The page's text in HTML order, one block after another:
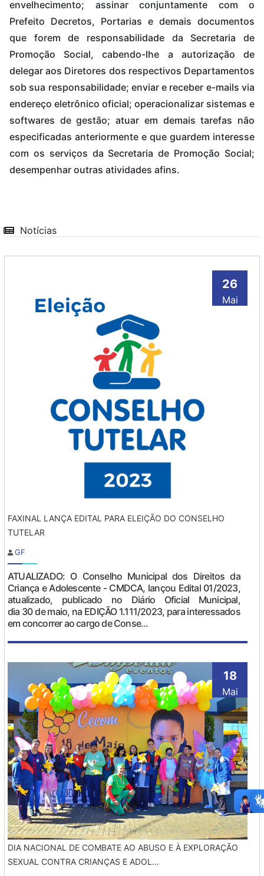
envelhecimento; assinar conjuntamente com o
Prefeito Decretos, Portarias e demais documentos
que forem de responsabilidade da Secretaria de
Promoção Social, cabendo-lhe a autorização de
delegar aos Diretores dos respectivos Departamentos
sob sua responsabilidade; enviar e receber e-mails via
endereço eletrônico oficial; operacionalizar sistemas e
softwares de gestão; atuar em demais tarefas não
especificadas anteriormente e que guardem interesse
com os serviços da Secretaria de Promoção Social;
desempenhar outras atividades afins.
Notícias
26
Mai
FAXINAL LANÇA EDITAL PARA ELEIÇÃO DO CONSELHO
TUTELAR
GF
ATUALIZADO: O Conselho Municipal dos Direitos da
Criança e Adolescente - CMDCA, lançou Edital 01/2023,
atualizado, publicado no Diário Oficial Municipal,
dia 30 de maio, na EDIÇÃO 1.111/2023, para interessados
em concorrer ao cargo de Conse...
18
Mai
DIA NACIONAL DE COMBATE AO ABUSO E À EXPLORAÇÃO
SEXUAL CONTRA CRIANÇAS E ADOL...